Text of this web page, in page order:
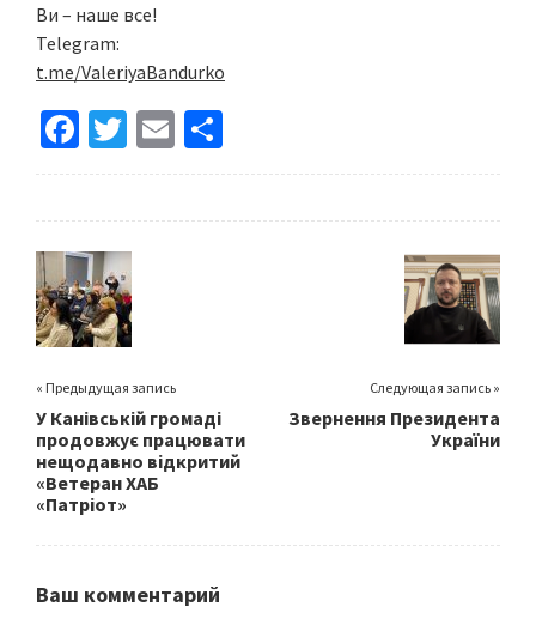
Ви – наше все!
Telegram:
t.me/ValeriyaBandurko
Fa
ce
o
o
k
T
wi
er
E
m h
« Предыдущая запись
У Канівській громаді
продовжує працювати
нещодавно відкритий
«Ветеран ХАБ
«Патріот»
Следующая запись »
Звернення Президента
України
Ваш комментарий